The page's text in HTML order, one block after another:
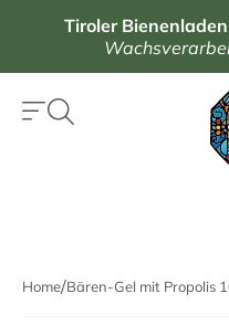
Tiroler Bienenladen
Home Bären-Gel mit Propolis